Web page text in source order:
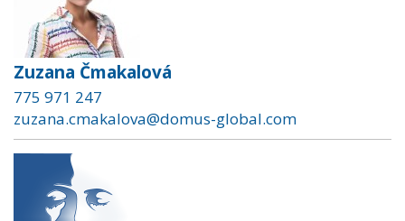
Zuzana Čmakalová
775 971 247
zuzana.cmakalova@domus-global.com